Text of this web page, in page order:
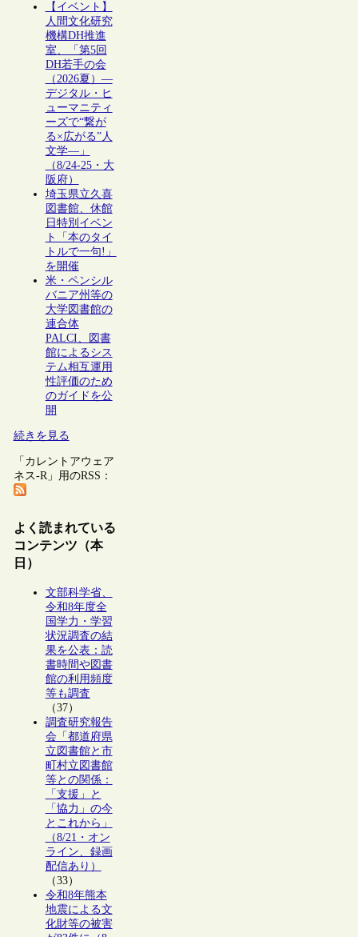
【イベント】
人間文化研究
機構DH推進
室、「第5回
DH若手の会
（2026夏）―
デジタル・ヒ
ューマニティ
ーズで“繋が
る×広がる”人
文学―」
（8/24-25・大
阪府）
埼玉県立久喜
図書館、休館
日特別イベン
ト「本のタイ
トルで一句!」
を開催
米・ペンシル
バニア州等の
大学図書館の
連合体
PALCI、図書
館によるシス
テム相互運用
性評価のため
のガイドを公
開
続きを見る
「カレントアウェア
ネス-R」用のRSS：
よく読まれている
コンテンツ（本
日）
文部科学省、
令和8年度全
国学力・学習
状況調査の結
果を公表：読
書時間や図書
館の利用頻度
等も調査
（37）
調査研究報告
会「都道府県
立図書館と市
町村立図書館
等との関係：
「支援」と
「協力」の今
とこれから」
（8/21・オン
ライン、録画
配信あり）
（33）
令和8年熊本
地震による文
化財等の被害